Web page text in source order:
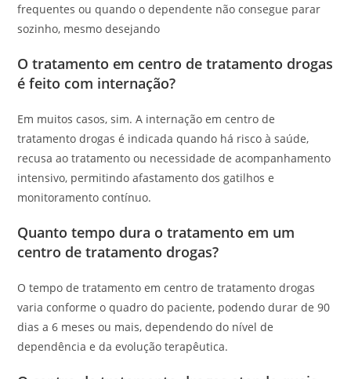
frequentes ou quando o dependente não consegue parar
sozinho, mesmo desejando
O tratamento em centro de tratamento drogas
é feito com internação?
Em muitos casos, sim. A internação em centro de
tratamento drogas é indicada quando há risco à saúde,
recusa ao tratamento ou necessidade de acompanhamento
intensivo, permitindo afastamento dos gatilhos e
monitoramento contínuo.
Quanto tempo dura o tratamento em um
centro de tratamento drogas?
O tempo de tratamento em centro de tratamento drogas
varia conforme o quadro do paciente, podendo durar de 90
dias a 6 meses ou mais, dependendo do nível de
dependência e da evolução terapêutica.